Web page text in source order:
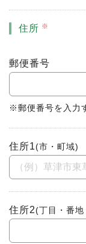
住所
郵便番号
※郵便番号を入力
住所1(市・町域)
住所2(丁目・番地